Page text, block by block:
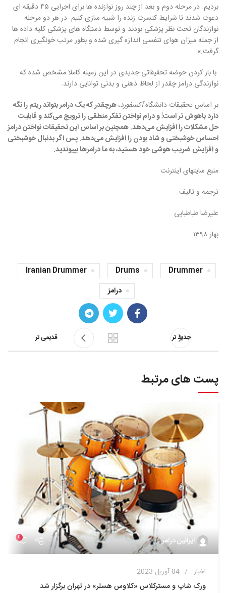
بردیم.
در مرحله دوم و بعد از چند روز نوازنده ها برای اجرایی ۴۵ دقیقه ای
دعوت شدند تا شرایط کنسرت زنده را شبیه سازی کنیم. در هر دو مرحله
نوازندگان تحت نظر پزشکی بودند و توسط دستگاه های پزشکی کلیه داده ها
از جمله میزان هوای تنفسی اندازه گیری شده و بطور مرتب خونگیری انجام
گرفت.»
با باز کردن حوضه تحقیقاتی جدیدی در این زمینه کاملا مشخص شده که
نوازندگی درامز چقدر از لحاظ ذهنی و بدنی توانایی دارند.
بر اساس تحقیقات دانشگاهآکسفورد،هرچقدر که یک درامر بتواند ریتم را نگه
دارد باهوش تر است!و درام نواختن تفکر منطقی را ترویج می‌کند و قابلیت
حل مشکلات را افزایش می‌دهد.همچنین بر اساس این تحقیقات نواختن درامز
احساس خوشبختی و شاد بودن را افزایش می‌دهد.پس اگر بدنبال خوشبختی
و افزایش ضریب هوشی خود هستید، به ما درامرها بپیوندید.
منبع سایتهای اینترنت
ترجمه و تالیف
علیرضا طباطبایی
بهار ۱۳۹۸
Drummer
Drums
Iranian Drummer
درامز
جدید تر قدیمی تر
پست های مرتبط
ایرانین درامر 0
اخبار 04 آوریل 2023
ورک شاپ و مسترکلاس «کلاوس هسلر» در تهران برگزار شد